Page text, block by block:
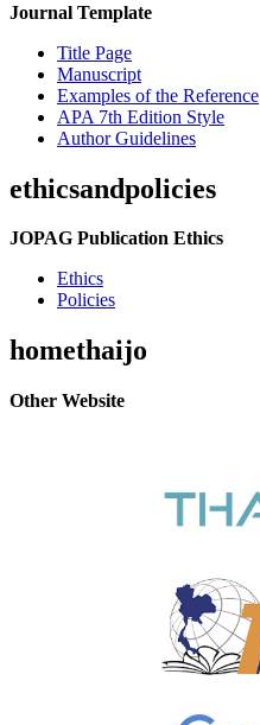
Journal Template
Title Page
Manuscript
Examples of the Reference
APA 7th Edition Style
Author Guidelines
ethicsandpolicies
JOPAG Publication Ethics
Ethics
Policies
homethaijo
Other Website